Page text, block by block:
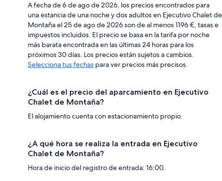
A fecha de 6 de ago de 2026, los precios encontrados para
una estancia de una noche y dos adultos en Ejecutivo Chalet de
Montaña el 25 de ago de 2026 son de al menos 1196 €, tasas e
impuestos incluidos. El precio se basa en la tarifa por noche
más barata encontrada en las últimas 24 horas para los
próximos 30 días. Los precios están sujetos a cambios.
Selecciona tus fechas para ver precios más precisos.
¿Cuál es el precio del aparcamiento en Ejecutivo
Chalet de Montaña?
El alojamiento cuenta con estacionamiento propio.
¿A qué hora se realiza la entrada en Ejecutivo
Chalet de Montaña?
Hora de inicio del registro de entrada: 16:00.